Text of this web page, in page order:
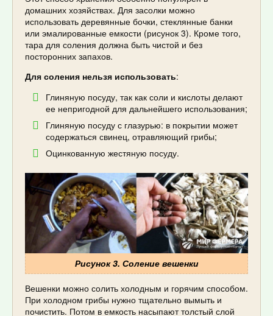
домашних хозяйствах. Для засолки можно
использовать деревянные бочки, стеклянные банки
или эмалированные емкости (рисунок 3). Кроме того,
тара для соления должна быть чистой и без
посторонних запахов.
Для соления нельзя использовать:
Глиняную посуду, так как соли и кислоты делают
ее непригодной для дальнейшего использования;
Глиняную посуду с глазурью: в покрытии может
содержаться свинец, отравляющий грибы;
Оцинкованную жестяную посуду.
Рисунок 3. Соление вешенки
Вешенки можно солить холодным и горячим способом.
При холодном грибы нужно тщательно вымыть и
почистить. Потом в емкость насыпают толстый слой